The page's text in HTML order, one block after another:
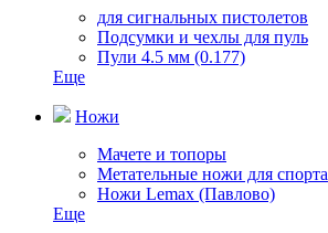
для сигнальных пистолетов
Подсумки и чехлы для пуль
Пули 4.5 мм (0.177)
Еще
Ножи
Мачете и топоры
Метательные ножи для спорта
Ножи Lemax (Павлово)
Еще